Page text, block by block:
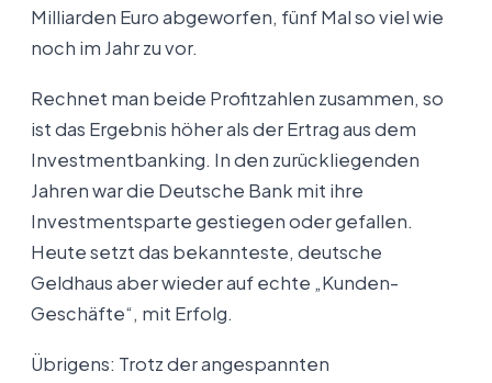
Milliarden Euro abgeworfen, fünf Mal so viel wie
noch im Jahr zu vor.
Rechnet man beide Profitzahlen zusammen, so
ist das Ergebnis höher als der Ertrag aus dem
Investmentbanking. In den zurückliegenden
Jahren war die Deutsche Bank mit ihre
Investmentsparte gestiegen oder gefallen.
Heute setzt das bekannteste, deutsche
Geldhaus aber wieder auf echte „Kunden-
Geschäfte“, mit Erfolg.
Übrigens: Trotz der angespannten